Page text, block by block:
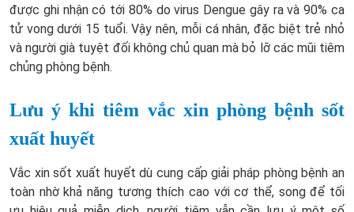
được ghi nhận có tới 80% do virus Dengue gây ra và 90% ca
tử vong dưới 15 tuổi. Vậy nên, mỗi cá nhân, đặc biệt trẻ nhỏ
và người già tuyệt đối không chủ quan mà bỏ lỡ các mũi tiêm
chủng phòng bệnh.
Lưu ý khi tiêm vắc xin phòng bệnh sốt
xuất huyết
Vắc xin sốt xuất huyết dù cung cấp giải pháp phòng bệnh an
toàn nhờ khả năng tương thích cao với cơ thể, song để tối